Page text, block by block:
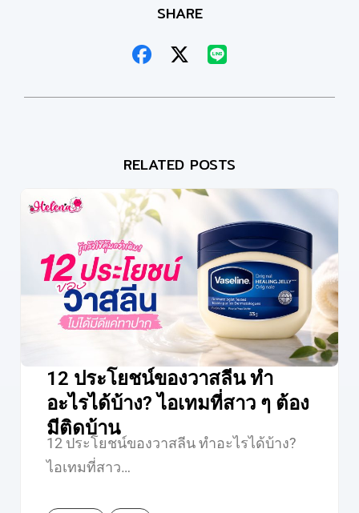
SHARE
RELATED POSTS
12 ประโยชน์ของวาสลีน ทำ
อะไรได้บ้าง? ไอเทมที่สาว ๆ ต้อง
มีติดบ้าน
12 ประโยชน์ของวาสลีน ทำอะไรได้บ้าง?
ไอเทมที่สาว…